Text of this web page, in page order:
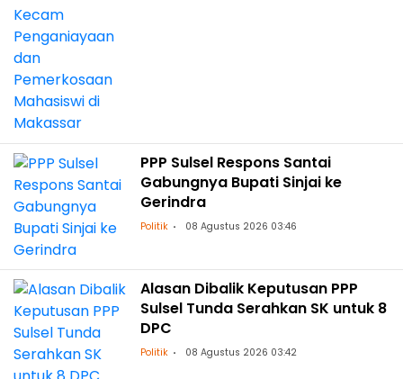
PPP Sulsel Respons Santai
Gabungnya Bupati Sinjai ke
Gerindra
Politik 08 Agustus 2026 03:46
Alasan Dibalik Keputusan PPP
Sulsel Tunda Serahkan SK untuk 8
DPC
Politik 08 Agustus 2026 03:42